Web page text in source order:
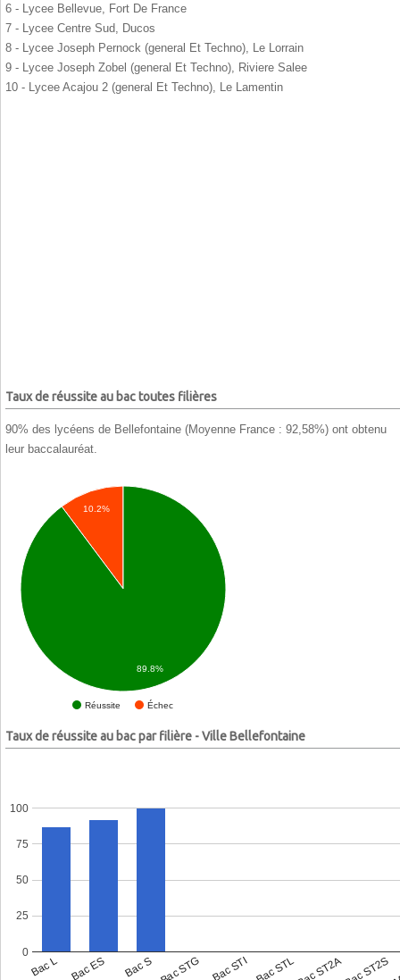
6 - Lycee Bellevue, Fort De France
7 - Lycee Centre Sud, Ducos
8 - Lycee Joseph Pernock (general Et Techno), Le Lorrain
9 - Lycee Joseph Zobel (general Et Techno), Riviere Salee
10 - Lycee Acajou 2 (general Et Techno), Le Lamentin
Taux de réussite au bac toutes filières
90% des lycéens de Bellefontaine (Moyenne France : 92,58%) ont obtenu
leur baccalauréat.
Réussite Échec
10.2%
89.8%
Taux de réussite au bac par filière - Ville Bellefontaine
Bac L Bac ES Bac S Bac STG Bac STI Bac STLBac ST2ABac ST2S
0
25
50
75
100